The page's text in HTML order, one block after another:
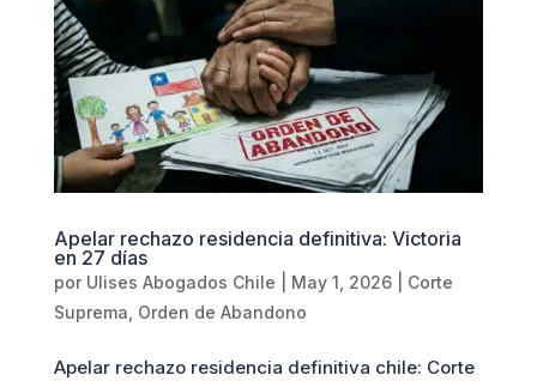
Apelar rechazo residencia definitiva: Victoria
en 27 días
por Ulises Abogados Chile May 1, 2026| Corte
Suprema Orden de Abandono
Apelar rechazo residencia definitiva chile: Corte